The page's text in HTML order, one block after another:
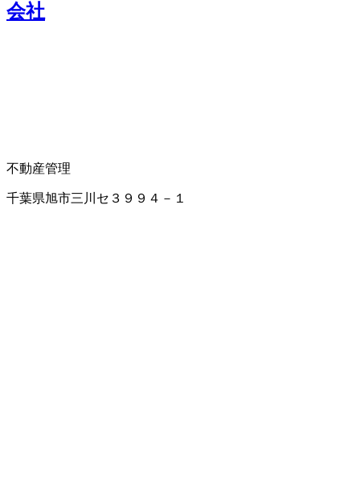
会社
不動産管理
千葉県旭市三川セ３９９４－１